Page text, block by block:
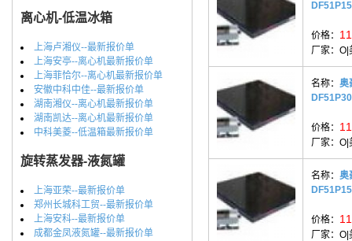
离心机-低温冰箱
上海卢湘仪--最新报价单
上海安亭--离心机最新报价单
上海菲恰尔--离心机最新报价单
安徽中科中佳--最新报价单
湖南湘仪--离心机最新报价单
湖南凯达--离心机最新报价单
中科美菱--低温箱最新报价单
旋转蒸发器-液氮罐
上海亚荣--最新报价单
郑州长城科工贸--最新报价单
上海安科--最新报价单
成都金凤液氮罐--最新报价单
价格：
厂家： O|
名称： 奥
价格：
厂家： O|
名称： 奥
价格：
厂家： O|